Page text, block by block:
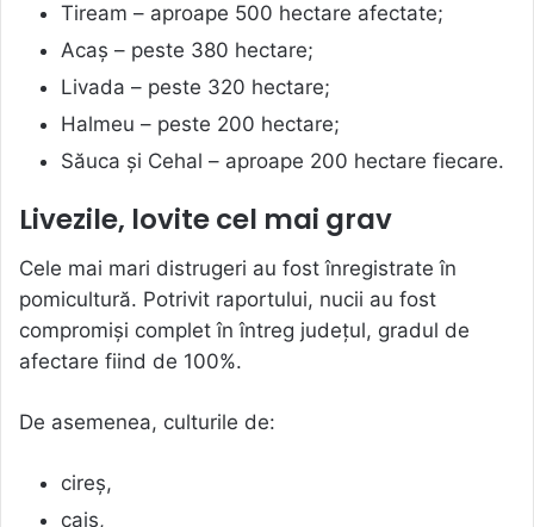
Tiream – aproape 500 hectare afectate;
Acaș – peste 380 hectare;
Livada – peste 320 hectare;
Halmeu – peste 200 hectare;
Săuca și Cehal – aproape 200 hectare fiecare.
Livezile, lovite cel mai grav
Cele mai mari distrugeri au fost înregistrate în
pomicultură. Potrivit raportului, nucii au fost
compromiși complet în întreg județul, gradul de
afectare fiind de 100%.
De asemenea, culturile de:
cireș,
cais,